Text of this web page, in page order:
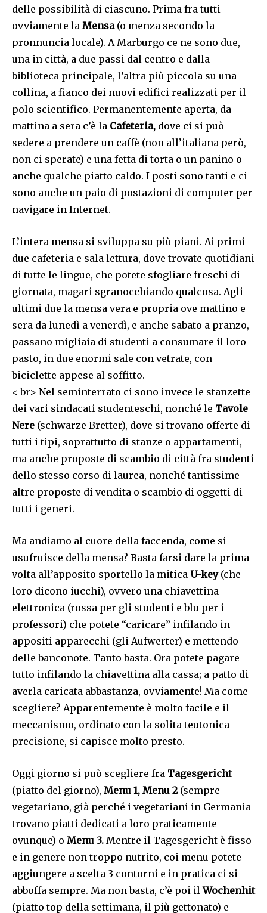
delle possibilità di ciascuno. Prima fra tutti
ovviamente la Mensa(o menza secondo la
pronnuncia locale). A Marburgo ce ne sono due,
una in città, a due passi dal centro e dalla
biblioteca principale, l’altra più piccola su una
collina, a fianco dei nuovi edifici realizzati per il
polo scientifico. Permanentemente aperta, da
mattina a sera c’è la Cafeteria, dove ci si può
sedere a prendere un caffè (non all’italiana però,
non ci sperate) e una fetta di torta o un panino o
anche qualche piatto caldo. I posti sono tanti e ci
sono anche un paio di postazioni di computer per
navigare in Internet.
L’intera mensa si sviluppa su più piani. Ai primi
due cafeteria e sala lettura, dove trovate quotidiani
di tutte le lingue, che potete sfogliare freschi di
giornata, magari sgranocchiando qualcosa. Agli
ultimi due la mensa vera e propria ove mattino e
sera da lunedì a venerdì, e anche sabato a pranzo,
passano migliaia di studenti a consumare il loro
pasto, in due enormi sale con vetrate, con
biciclette appese al soffitto.
< br> Nel seminterrato ci sono invece le stanzette
dei vari sindacati studenteschi, nonché le Tavole
Nere (schwarze Bretter), dove si trovano offerte di
tutti i tipi, soprattutto di stanze o appartamenti,
ma anche proposte di scambio di città fra studenti
dello stesso corso di laurea, nonché tantissime
altre proposte di vendita o scambio di oggetti di
tutti i generi.
Ma andiamo al cuore della faccenda, come si
usufruisce della mensa? Basta farsi dare la prima
volta all’apposito sportello la mitica U-key(che
loro dicono iucchi), ovvero una chiavettina
elettronica (rossa per gli studenti e blu per i
professori) che potete “caricare” infilando in
appositi apparecchi (gli Aufwerter) e mettendo
delle banconote. Tanto basta. Ora potete pagare
tutto infilando la chiavettina alla cassa; a patto di
averla caricata abbastanza, ovviamente! Ma come
scegliere? Apparentemente è molto facile e il
meccanismo, ordinato con la solita teutonica
precisione, si capisce molto presto.
Oggi giorno si può scegliere fra Tagesgericht
(piatto del giorno), Menu 1, Menu 2 (sempre
vegetariano, già perché i vegetariani in Germania
trovano piatti dedicati a loro praticamente
ovunque) o Menu 3. Mentre il Tagesgericht è fisso
e in genere non troppo nutrito, coi menu potete
aggiungere a scelta 3 contorni e in pratica ci si
abboffa sempre. Ma non basta, c’è poi ilWochenhit
(piatto top della settimana, il più gettonato) e